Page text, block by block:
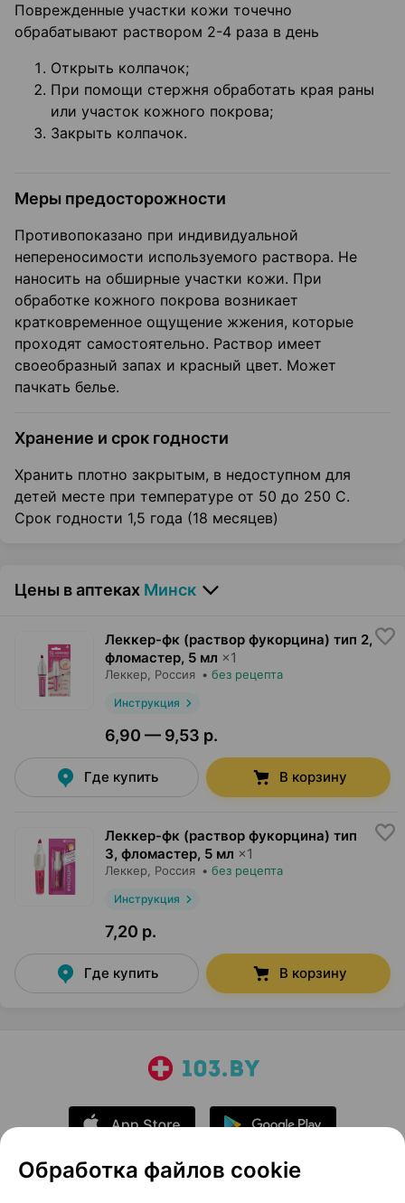
Поврежденные участки кожи точечно
обрабатывают раствором 2-4 раза в день
Открыть колпачок;
При помощи стержня обработать края раны
или участок кожного покрова;
Закрыть колпачок.
Меры предосторожности
Противопоказано при индивидуальной
непереносимости используемого раствора. Не
наносить на обширные участки кожи. При
обработке кожного покрова возникает
кратковременное ощущение жжения, которые
проходят самостоятельно. Раствор имеет
своеобразный запах и красный цвет. Может
пачкать белье.
Хранение и срок годности
Хранить плотно закрытым, в недоступном для
детей месте при температуре от 50 до 250 С.
Срок годности 1,5 года (18 месяцев)
Цены в аптеках Минск
Леккер-фк (раствор фукорцина) тип 2,
фломастер, 5 мл ×1
Леккер, Россия • без рецепта
Инструкция
6,90 — 9,53 р.
Где купить В корзину
Леккер-фк (раствор фукорцина) тип
3, фломастер, 5 мл ×1
Леккер, Россия • без рецепта
Инструкция
7,20 р.
Где купить В корзину
Обработка файлов cookie